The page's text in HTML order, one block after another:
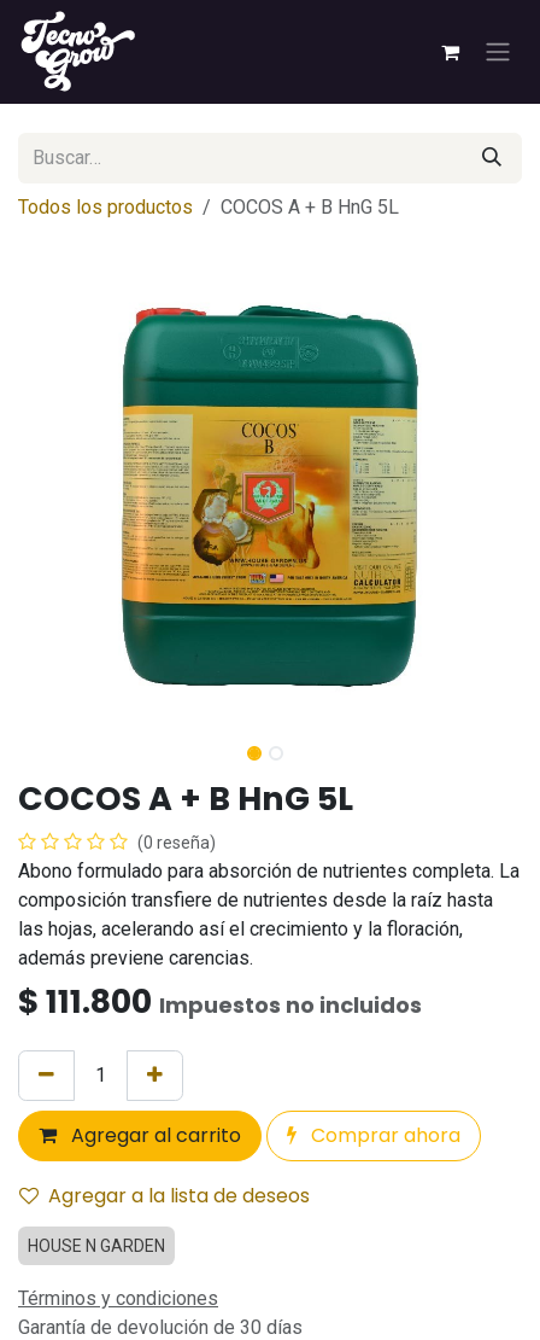
Ir al contenido
Todos los productos COCOS A + B HnG 5L
COCOS A + B HnG 5L
(0 reseña)
Abono formulado para absorción de nutrientes completa. La
composición transfiere de nutrientes desde la raíz hasta
las hojas, acelerando así el crecimiento y la floración,
además previene carencias.
$111.800 Impuestos no incluidos
Agregar al carrito Comprar ahora
Agregar a la lista de deseos
HOUSE N GARDEN
Términos y condiciones
Garantía de devolución de 30 días